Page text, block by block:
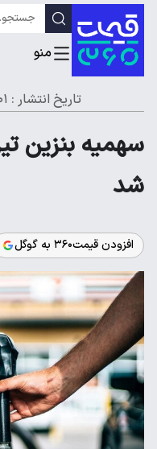
تاریخ انتشار : ۰۱ تیر
سهمیه بنزین
شد
افزودن قیمت۳۶۰ به گوگل